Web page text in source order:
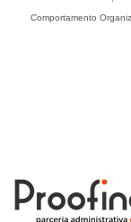
Comportamento